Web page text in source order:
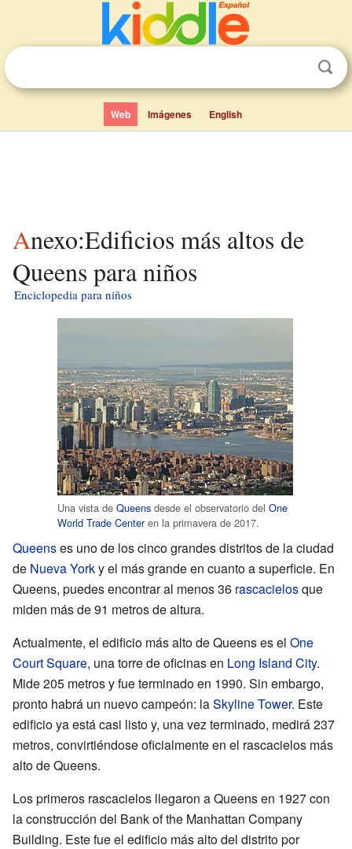
Web Imágenes English
Anexo:Edificios más altos de
Queens para niños
Enciclopedia para niños
Una vista de Queens desde el observatorio del One
World Trade Centeren la primavera de 2017.
Queenses uno de los cinco grandes distritos de la ciudad
de Nueva Yorky el más grande en cuanto a superficie. En
Queens, puedes encontrar al menos 36 rascacielosque
miden más de 91 metros de altura.
Actualmente, el edificio más alto de Queens es el One
Court Square, una torre de oficinas en Long Island City.
Mide 205 metros y fue terminado en 1990. Sin embargo,
pronto habrá un nuevo campeón: laSkyline Tower. Este
edificio ya está casi listo y, una vez terminado, medirá 237
metros, convirtiéndose oficialmente en el rascacielos más
alto de Queens.
Los primeros rascacielos llegaron a Queens en 1927 con
la construcción del Bank of the Manhattan Company
Building. Este fue el edificio más alto del distrito por